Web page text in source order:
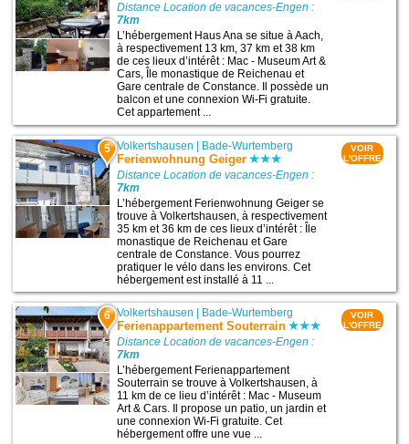
Distance Location de vacances-Engen :
7km
L’hébergement Haus Ana se situe à Aach,
à respectivement 13 km, 37 km et 38 km
de ces lieux d’intérêt : Mac - Museum Art &
Cars, Île monastique de Reichenau et
Gare centrale de Constance. Il possède un
balcon et une connexion Wi-Fi gratuite.
Cet appartement ...
5 Volkertshausen | Bade-Wurtemberg
Ferienwohnung Geiger
Distance Location de vacances-Engen :
7km
L’hébergement Ferienwohnung Geiger se
trouve à Volkertshausen, à respectivement
35 km et 36 km de ces lieux d’intérêt : Île
monastique de Reichenau et Gare
centrale de Constance. Vous pourrez
pratiquer le vélo dans les environs. Cet
hébergement est installé à 11 ...
VOIR
L'OFFRE
6 Volkertshausen | Bade-Wurtemberg
Ferienappartement Souterrain
Distance Location de vacances-Engen :
7km
L’hébergement Ferienappartement
Souterrain se trouve à Volkertshausen, à
11 km de ce lieu d’intérêt : Mac - Museum
Art & Cars. Il propose un patio, un jardin et
une connexion Wi-Fi gratuite. Cet
hébergement offre une vue ...
VOIR
L'OFFRE